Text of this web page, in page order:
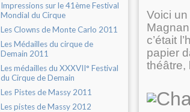
Impressions sur le 41ème Festival
Mondial du Cirque
Les Clowns de Monte Carlo 2011
Les Médailles du cirque de
Demain 2011
Les médailles du XXXVII° Festival
du Cirque de Demain
Les Pistes de Massy 2011
Les pistes de Massy 2012
Voici
c’était
papier
théâtre,